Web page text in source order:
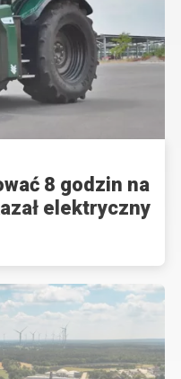
8 godzin na
elektryczny